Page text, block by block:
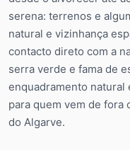
serena: terrenos e
natural e vizinhança
contacto direto com a
serra verde e fama de
enquadramento
para quem vem de
do Algarve.